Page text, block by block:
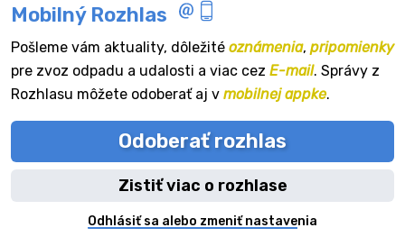
Mobilný Rozhlas
Pošleme vám aktuality, dôležité oznámenia, pripomienky
pre zvoz odpadu a udalosti a viac cez E-mail. Správy z
Rozhlasu môžete odoberať aj v mobilnej appke.
Odoberať rozhlas
Zistiť viac o rozhlase
Odhlásiť sa alebo zmeniť nastavenia